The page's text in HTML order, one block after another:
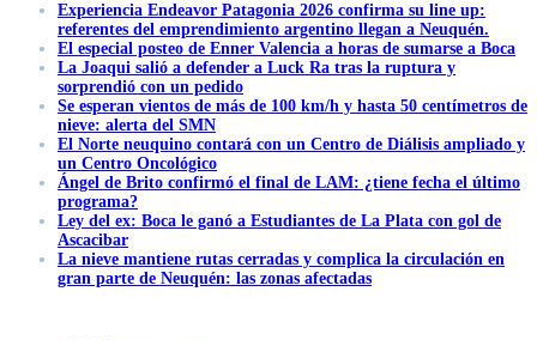
Experiencia Endeavor Patagonia 2026 confirma su line up:
referentes del emprendimiento argentino llegan a Neuquén.
El especial posteo de Enner Valencia a horas de sumarse a Boca
La Joaqui salió a defender a Luck Ra tras la ruptura y
sorprendió con un pedido
Se esperan vientos de más de 100 km/h y hasta 50 centímetros de
nieve: alerta del SMN
El Norte neuquino contará con un Centro de Diálisis ampliado y
un Centro Oncológico
Ángel de Brito confirmó el final de LAM: ¿tiene fecha el último
programa?
Ley del ex: Boca le ganó a Estudiantes de La Plata con gol de
Ascacibar
La nieve mantiene rutas cerradas y complica la circulación en
gran parte de Neuquén: las zonas afectadas